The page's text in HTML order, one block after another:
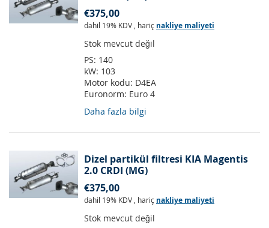
€375,00
dahil 19% KDV , hariç nakliye maliyeti
Stok mevcut değil
PS: 140
kW: 103
Motor kodu: D4EA
Euronorm: Euro 4
Daha fazla bilgi
Dizel partikül filtresi KIA Magentis
2.0 CRDI (MG)
€375,00
dahil 19% KDV , hariç nakliye maliyeti
Stok mevcut değil